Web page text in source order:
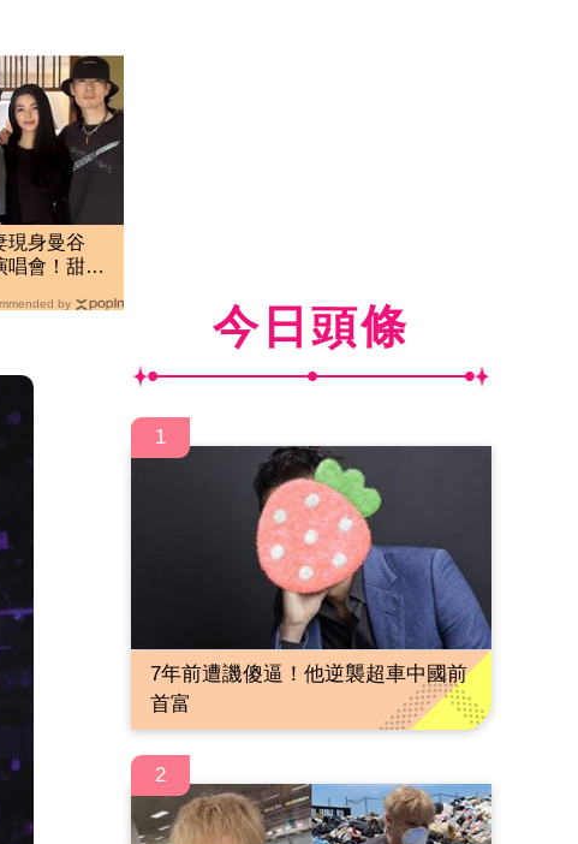
現身曼谷
唱會！甜蜜
by 今日頭條
1
7年前遭譏傻逼！他逆襲超車中國前
首富
2